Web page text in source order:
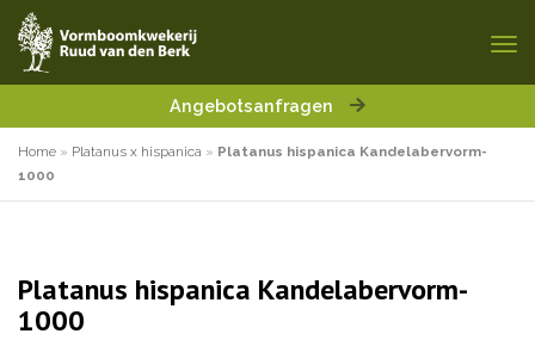
Angebotsanfragen
Home » Platanus x hispanica » Platanus hispanica Kandelabervorm-
1000
Platanus hispanica Kandelabervorm-
1000